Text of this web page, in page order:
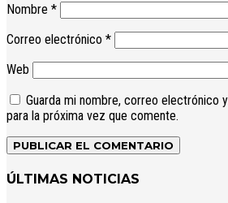
Nombre *
Correo electrónico *
Web
Guarda mi nombre, correo electrónico
para la próxima vez que comente.
ÚLTIMAS NOTICIAS